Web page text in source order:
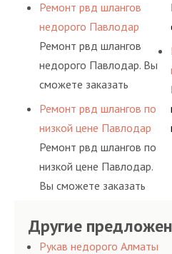
предприятия.
разовой основе либо на
условиях
долговременного
комплексного
гидросистем Вашего
предприятия.
Ремонт рвд шлангов
недорого Павлодар
Ремонт рвд шлангов
недорого Павлодар. Вы
сможете заказать
сервис РВД на разовой
основе либо на
условиях
долговременного
комплексного
предприятия.
Ремонт рвд шлангов по
низкой цене Павлодар
Ремонт рвд шлангов по
низкой цене Павлодар.
Вы сможете заказать
основе либо на
условиях
Другие
Рукав недорого Алматы